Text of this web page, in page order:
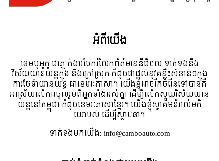
អំពី​យើង
ខេមបូអូតូ ជាភ្នាក់ងារចែករំលែកព័ត៍មានឌីជីថល ទាក់ទងនឹង
វិស័យយានយន្តក្នុង និងក្រៅស្រុក ក៏ដូចជាផ្តល់នូវគន្លឹះសំខាន់ៗក្នុង
ការថែទំាយានយន្ត ជាខេមរៈភាសា។ យើងខ្ញុំអាចរីកចំរើនទៅបានគឺ
អាស្រ័យលើការចូលរួមពីអ្នកទាំងអស់គ្នា ដើម្បីលើកស្ទួយវិស័យយាន
យន្តនៅកម្ពុជា ក៏ដូចខេមរៈភាសាខ្មែរ។ យើងខ្ញុំស្វាគមន៌រាល់មតិ
យោបល់ ដើម្បីស្ថាបនា។
ទាក់ទង​មក​យើង:info@camboauto.com